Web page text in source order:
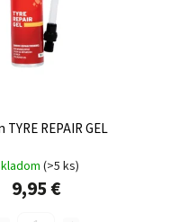
TYRE REPAIR GEL
(>5 ks)
9,95 €